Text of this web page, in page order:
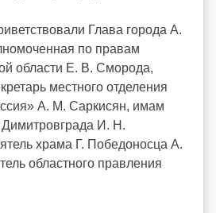
Глава города А.
по правам
области Е. В. Сморода,
местного отделения
А. М. Саркисян, имам
Димитровграда И. Н.
храма Г. Победоносца А.
областного правления